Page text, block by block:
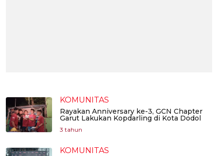
KOMUNITAS
Rayakan Anniversary ke-3, GCN Chapter
Garut Lakukan Kopdarling di Kota Dodol
3 tahun
KOMUNITAS